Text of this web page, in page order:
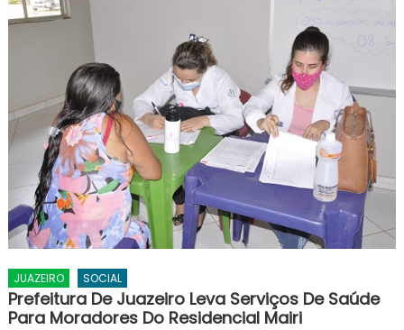
JUAZEIRO SOCIAL
Prefeitura De Juazeiro Leva Serviços De Saúde
Para Moradores Do Residencial Mairi